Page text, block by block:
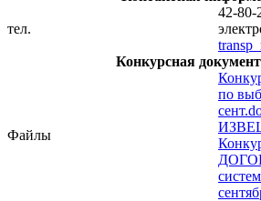
тел.
42-80-
Конкурсная
Файлы
по